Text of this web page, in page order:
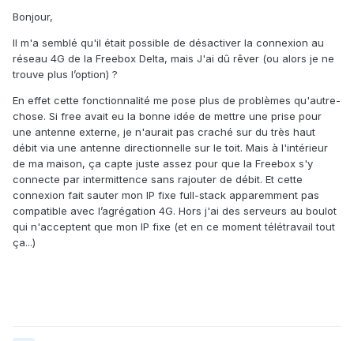
Bonjour,
Il m'a semblé qu'il était possible de désactiver la connexion au
réseau 4G de la Freebox Delta, mais J'ai dû rêver (ou alors je ne
trouve plus l’option) ?
En effet cette fonctionnalité me pose plus de problèmes qu'autre-
chose. Si free avait eu la bonne idée de mettre une prise pour
une antenne externe, je n'aurait pas craché sur du très haut
débit via une antenne directionnelle sur le toit. Mais à l'intérieur
de ma maison, ça capte juste assez pour que la Freebox s'y
connecte par intermittence sans rajouter de débit. Et cette
connexion fait sauter mon IP fixe full-stack apparemment pas
compatible avec l’agrégation 4G. Hors j'ai des serveurs au boulot
qui n'acceptent que mon IP fixe (et en ce moment télétravail tout
ça...)